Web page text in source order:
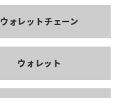
ウォレットチェーン
ウォレット